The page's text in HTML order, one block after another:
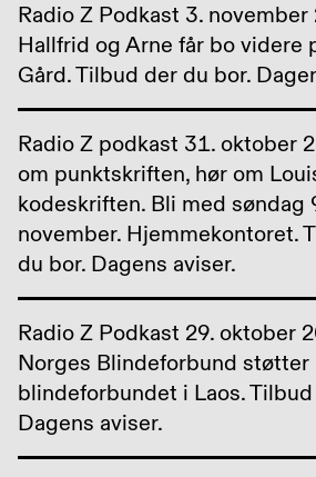
Radio Z Podkast 3. november
Hallfrid og Arne får bo videre
Gård. Tilbud der du bor.
Radio Z podkast 31. oktober
om punktskriften, hør om
kodeskriften. Bli med søndag
november. Hjemmekontoret.
du bor. Dagens aviser.
Radio Z Podkast 29. oktober
Norges Blindeforbund støtter
blindeforbundet i Laos.
Dagens aviser.